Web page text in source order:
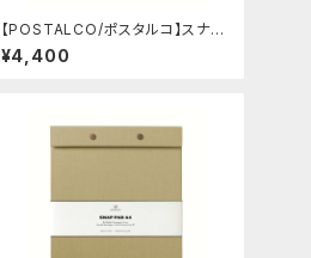
【POSTALCO/ポスタルコ】スナッ
プパッド SQ A5 (Ash Gray)
¥4,400